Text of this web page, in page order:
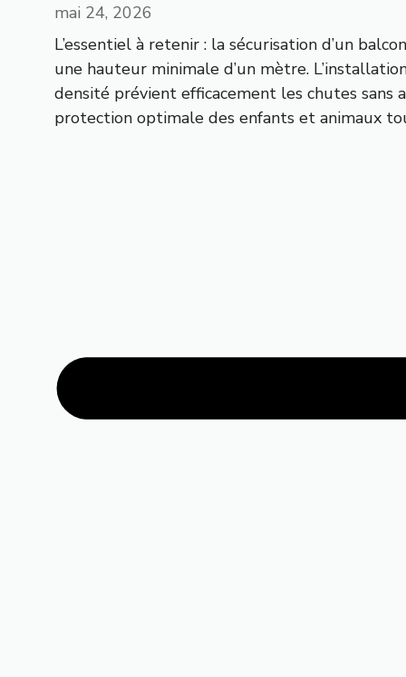
mai 24, 2026
L’essentiel à retenir : la sécurisation d’un
une hauteur minimale d’un mètre.
densité prévient efficacement les chutes
protection optimale des enfants et animaux